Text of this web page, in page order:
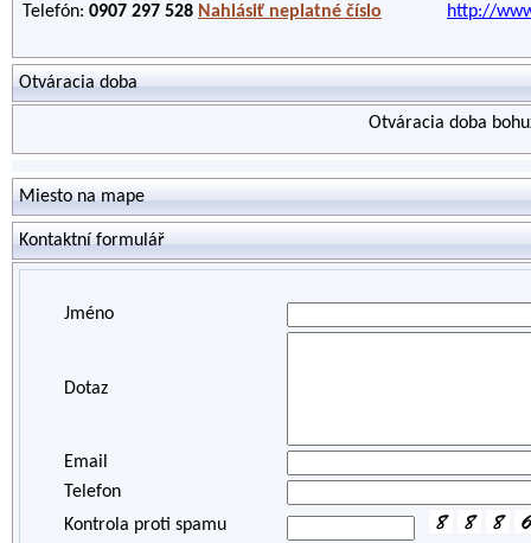
Telefón: 0907 297 528 Nahlásiť neplatné číslo http://
Otváracia doba
Otváracia doba
Miesto na mape
Kontaktní formulář
Jméno
Dotaz
Email
Telefon
Kontrola proti spamu